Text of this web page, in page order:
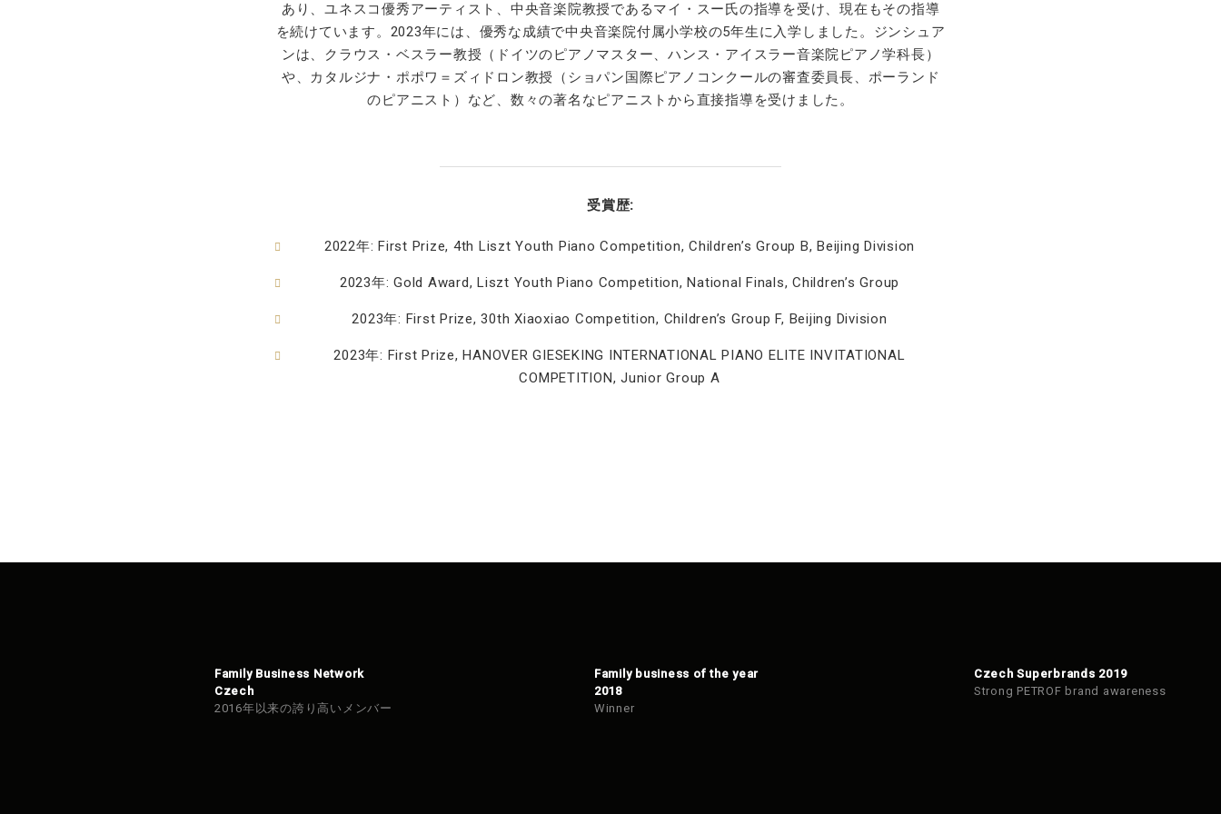
あり、ユネスコ優秀アーティスト、中央音楽院教授であるマイ・スー氏の指導を受け、現在もその指導
を続けています。2023年には、優秀な成績で中央音楽院付属小学校の5年生に入学しました。ジンシュア
ンは、クラウス・ベスラー教授（ドイツのピアノマスター、ハンス・アイスラー音楽院ピアノ学科長）
や、カタルジナ・ポポワ＝ズィドロン教授（ショパン国際ピアノコンクールの審査委員長、ポーランド
のピアニスト）など、数々の著名なピアニストから直接指導を受けました。
受賞歴:
2022年: First Prize, 4th Liszt Youth Piano Competition, Children’s Group B, Beijing Division
2023年: Gold Award, Liszt Youth Piano Competition, National Finals, Children’s Group
2023年: First Prize, 30th Xiaoxiao Competition, Children’s Group F, Beijing Division
2023年: First Prize, HANOVER GIESEKING INTERNATIONAL PIANO ELITE INVITATIONAL
COMPETITION, Junior Group A
Family Business Network
Czech
2016年以来の誇り高いメンバー
Family business of the year
2018
Winner
Czech Superbrands 2019
Strong PETROF brand awareness